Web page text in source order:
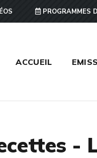
PROGRAMMES
ACCUEIL
-